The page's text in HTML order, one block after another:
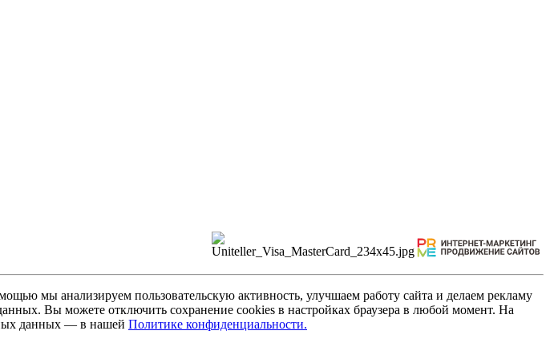
мы анализируем пользовательскую активность, улучшаем работу сайта и делаем рекламу
Вы можете отключить сохранение cookies в настройках браузера в любой момент. На
данных — в нашей Политике конфиденциальности.